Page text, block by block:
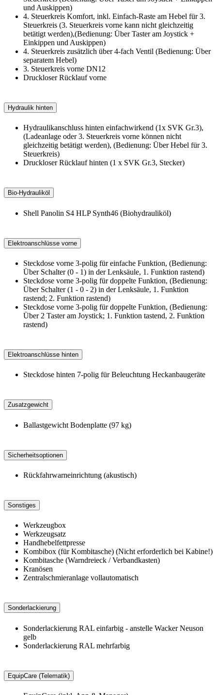
und Auskippen)
4. Steuerkreis Komfort, inkl. Einfach-Raste am Hebel für 3.
Steuerkreis (3. Steuerkreis vorne kann nicht gleichzeitig
betätigt werden),(Bedienung: Über Taster am Joystick +
Einkippen und Auskippen)
4. Steuerkreis zusätzlich über 4-fach Ventil (Bedienung: Über
separatem Hebel)
3. Steuerkreis vorne DN12
Druckloser Rücklauf vorne
Hydraulik hinten
Hydraulikanschluss hinten einfachwirkend (1x SVK Gr.3),
(Ladeanlage oder 3. Steuerkreis vorne können nicht
gleichzeitig betätigt werden), (Bedienung: Über Hebel für 3.
Steuerkreis)
Druckloser Rücklauf hinten (1 x SVK Gr.3, Stecker)
Bio-Hydrauliköl
Shell Panolin S4 HLP Synth46 (Biohydrauliköl)
Elektroanschlüsse vorne
Steckdose vorne 3-polig für einfache Funktion, (Bedienung:
Über Schalter (0 - 1) in der Lenksäule, 1. Funktion rastend)
Steckdose vorne 3-polig für doppelte Funktion, (Bedienung:
Über Schalter (1 - 0 - 2) in der Lenksäule, 1. Funktion
rastend; 2. Funktion rastend)
Steckdose vorne 3-polig für doppelte Funktion, (Bedienung:
Über 2 Taster am Joystick; 1. Funktion tastend, 2. Funktion
rastend)
Elektroanschlüsse hinten
Steckdose hinten 7-polig für Beleuchtung Heckanbaugeräte
Zusatzgewicht
Ballastgewicht Bodenplatte (97 kg)
Sicherheitsoptionen
Rückfahrwarneinrichtung (akustisch)
Sonstiges
Werkzeugbox
Werkzeugsatz
Handhebelfettpresse
Kombibox (für Kombitasche) (Nicht erforderlich bei Kabine!)
Kombitasche (Warndreieck / Verbandkasten)
Kranösen
Zentralschmieranlage vollautomatisch
Sonderlackierung
Sonderlackierung RAL einfarbig - anstelle Wacker Neuson
gelb
Sonderlackierung RAL mehrfarbig
EquipCare (Telematik)